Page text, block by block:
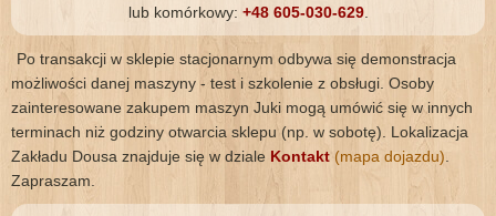
lub komórkowy: +48 605-030-629.
Po transakcji w sklepie stacjonarnym odbywa się demonstracja
możliwości danej maszyny - test i szkolenie z obsługi. Osoby
zainteresowane zakupem maszyn Juki mogą umówić się w innych
terminach niż godziny otwarcia sklepu (np. w sobotę). Lokalizacja
Zakładu Dousa znajduje się w dziale Kontakt (mapa dojazdu)
Zapraszam.